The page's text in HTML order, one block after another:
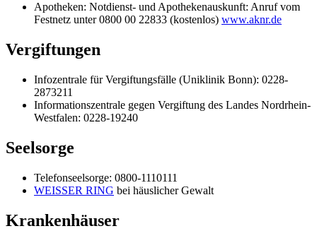
Apotheken: Notdienst- und Apothekenauskunft: Anruf vom
Festnetz unter 0800 00 22833 (kostenlos) www.aknr.de
Vergiftungen
Infozentrale für Vergiftungsfälle (Uniklinik Bonn): 0228-
2873211
Informationszentrale gegen Vergiftung des Landes Nordrhein-
Westfalen: 0228-19240
Seelsorge
Telefonseelsorge: 0800-1110111
WEISSER RING bei häuslicher Gewalt
Krankenhäuser